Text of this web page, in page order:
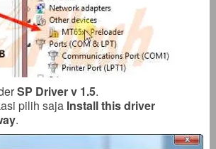
SP Driver v 1.5.
pilih saja Install this driver
.